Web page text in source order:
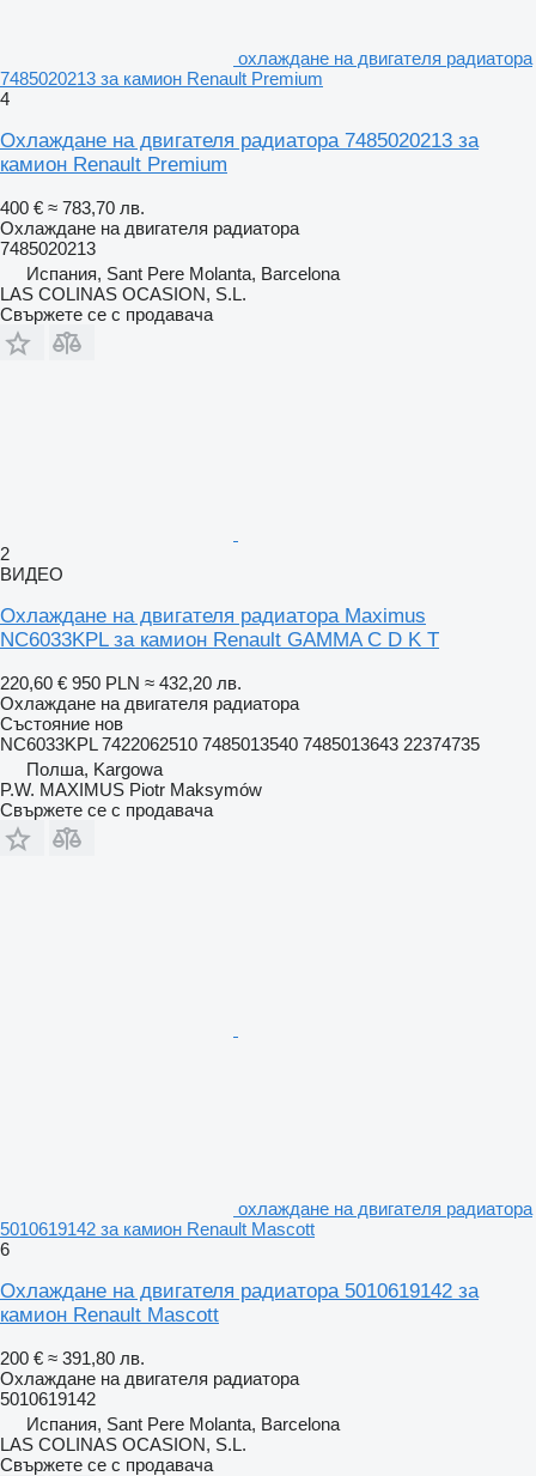
охлаждане на двигателя радиатора
7485020213 за камион Renault Premium
4
Охлаждане на двигателя радиатора 7485020213 за
камион Renault Premium
400 € ≈ 783,70 лв.
Охлаждане на двигателя радиатора
7485020213
Испания, Sant Pere Molanta, Barcelona
LAS COLINAS OCASION, S.L.
Свържете се с продавача
2
ВИДЕО
Охлаждане на двигателя радиатора Maximus
NC6033KPL за камион Renault GAMMA C D K T
220,60 € 950 PLN ≈ 432,20 лв.
Охлаждане на двигателя радиатора
Състояние нов
NC6033KPL 7422062510 7485013540 7485013643 22374735
Полша, Kargowa
P.W. MAXIMUS Piotr Maksymów
Свържете се с продавача
охлаждане на двигателя радиатора
5010619142 за камион Renault Mascott
6
Охлаждане на двигателя радиатора 5010619142 за
камион Renault Mascott
200 € ≈ 391,80 лв.
Охлаждане на двигателя радиатора
5010619142
Испания, Sant Pere Molanta, Barcelona
LAS COLINAS OCASION, S.L.
Свържете се с продавача